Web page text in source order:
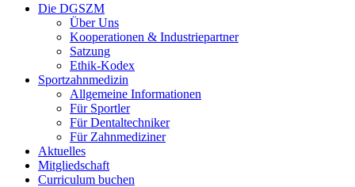
Die DGSZM
Über Uns
Kooperationen & Industriepartner
Satzung
Ethik-Kodex
Sportzahnmedizin
Allgemeine Informationen
Für Sportler
Für Dentaltechniker
Für Zahnmediziner
Aktuelles
Mitgliedschaft
Curriculum buchen